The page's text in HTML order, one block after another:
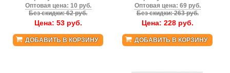
Оптовая цена: 10 руб.
Без скидки: 62 руб.
Цена: 53руб.
ДОБАВИТЬ В КОРЗИНУ
Оптовая цена: 69 руб.
Без скидки: 263 руб.
Цена: 228руб.
ДОБАВИТЬ В КОРЗИНУ